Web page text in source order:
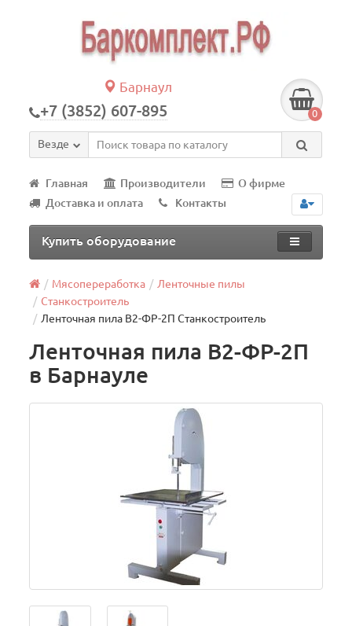
Барнаул
+7 (3852) 607-895 0
Везде
Главная Производители
О фирме
Доставка и оплата
Контакты
Купить оборудование
Мясопереработка
Ленточные пилы
Станкостроитель
Ленточная пила В2-ФР-2П Станкостроитель
Ленточная пила В2-ФР-2П
в Барнауле